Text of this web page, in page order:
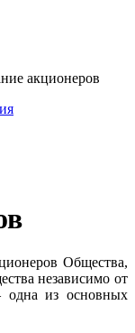
акционеров
Общества,
независимо от
одна из основных